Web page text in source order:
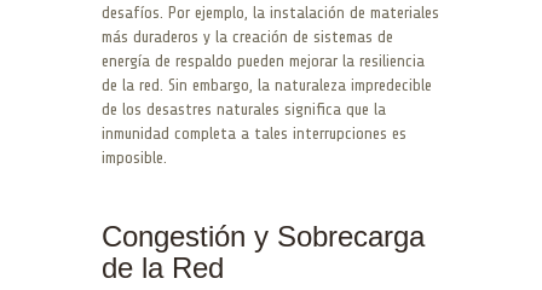
desafíos. Por ejemplo, la instalación de materiales
más duraderos y la creación de sistemas de
energía de respaldo pueden mejorar la resiliencia
de la red. Sin embargo, la naturaleza impredecible
de los desastres naturales significa que la
inmunidad completa a tales interrupciones es
imposible.
Congestión y Sobrecarga
de la Red